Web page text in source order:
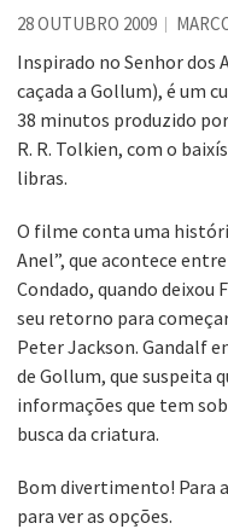
Voto obrigatório é
Se queres salvar o
28 OUTUBRO 2009
Inspirado no Senhor dos
caçada a Gollum), é um
38 minutos produzido
R. R. Tolkien, com o
libras.
O filme conta uma
Anel”, que acontece
Condado, quando
seu retorno para
Peter Jackson. Gandalf
de Gollum, que suspeita
informações que tem
busca da criatura.
Bom divertimento! Para
para ver as opções.